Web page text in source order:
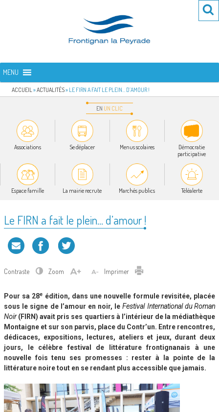
FRONTIGNAN LA PEYRADE
MENU
ACCUEIL »ACTUALITÉS» LE FIRN A FAIT LE PLEIN… D’AMOUR !
EN UN CLIC
Associations Se déplacer Menus scolaires
Démocratie
participative
Espace famille La mairie recrute Marchés publics Téléalerte
Le FIRN a fait le plein… d’amour !
Contraste Zoom Imprimer
Pour sa 28e édition, dans une nouvelle formule revisitée, placée
sous le signe de l’amour en noir, leFestival International du Roman
Noir(FIRN) avait pris ses quartiers à l’intérieur de la médiathèque
Montaigne et sur son parvis, place du Contr’un. Entre rencontres,
dédicaces, expositions, lectures, ateliers et jeux, durant deux
jours, le célèbre festival de littérature frontignanais à une
nouvelle fois tenu ses promesses : rester à la pointe de la
littérature noire tout en se rendant plus accessible que jamais.